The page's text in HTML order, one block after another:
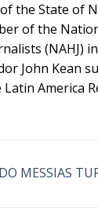
the State of
of the
(NAHJ)
John Kean
America
DO MESSIAS